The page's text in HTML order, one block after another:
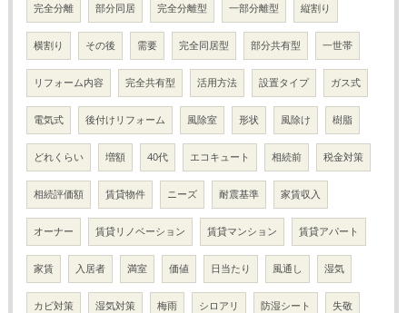
完全分離 部分同居 完全分離型 一部分離型 縦割り
横割り その後 需要 完全同居型 部分共有型 一世帯
リフォーム内容 完全共有型 活用方法 設置タイプ ガス式
電気式 後付けリフォーム 風除室 形状 風除け 樹脂
どれくらい 増額 40代 エコキュート 相続前 税金対策
相続評価額 賃貸物件 ニーズ 耐震基準 家賃収入
オーナー 賃貸リノベーション 賃貸マンション 賃貸アパート
家賃 入居者 満室 価値 日当たり 風通し 湿気
カビ対策 湿気対策 梅雨 シロアリ 防湿シート 失敬